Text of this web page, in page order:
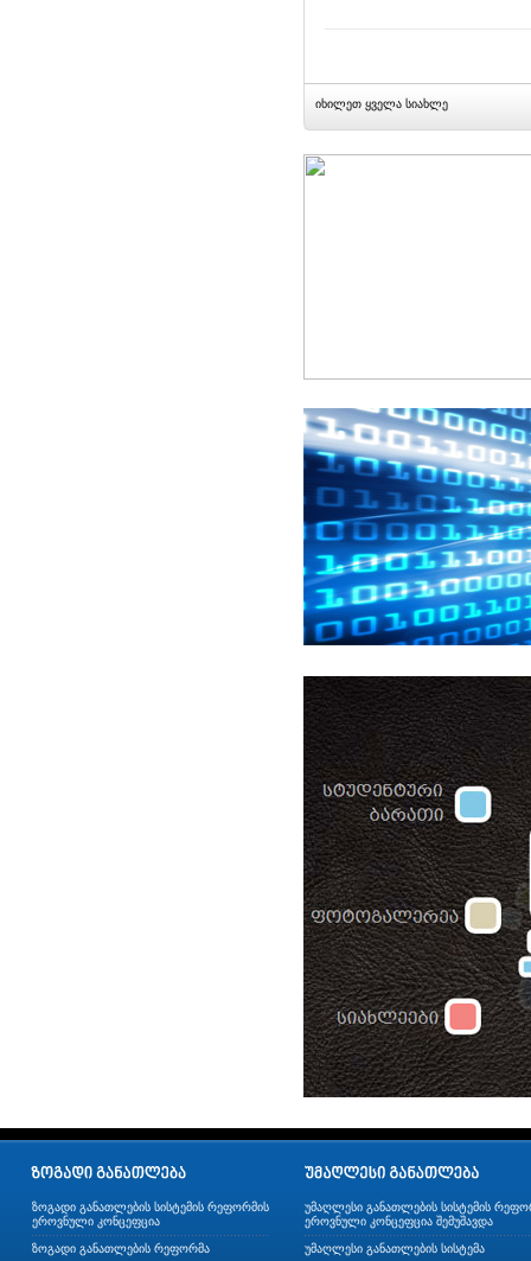
იხილეთ ყველა სიახლე
ზოგადი განათლების სისტემის რეფორმის
ეროვნული კონცეფცია
ზოგადი განათლების რეფორმა
უმაღლესი განათლების სისტემის
ეროვნული კონცეფცია შემუშავდა
უმაღლესი განათლების სისტემა